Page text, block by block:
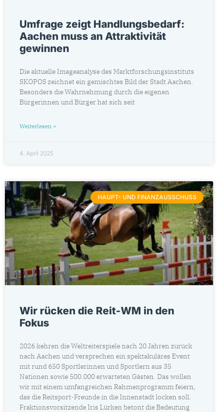
Umfrage zeigt Handlungsbedarf:
Aachen muss an Attraktivität
gewinnen
Die aktuelle Imageanalyse des Marktforschungsinstituts
SKOPOS zeichnet ein gemischtes Bild der Stadt Aachen.
Besonders die Wahrnehmung durch die eigenen
Bürgerinnen und Bürger hat sich seit
Weiterlesen »
4. April 2025
HAUPT- UND FINANZAUSSCHUSS
Wir rücken die Reit-WM in den
Fokus
2026 kehren die Weltreiterspiele nach 20 Jahren zurück
nach Aachen und versprechen ein spektakuläres Event
mit rund 650 Sportlerinnen und Sportlern aus 35
Nationen sowie 500.000 erwarteten Gästen. Das wollen
wir mit einem umfangreichen Rahmenprogramm feiern,
das die Reitsport-Freunde in die Innenstadt locken soll.
Fraktionsvorsitzende Iris Lürken betont die Bedeutung